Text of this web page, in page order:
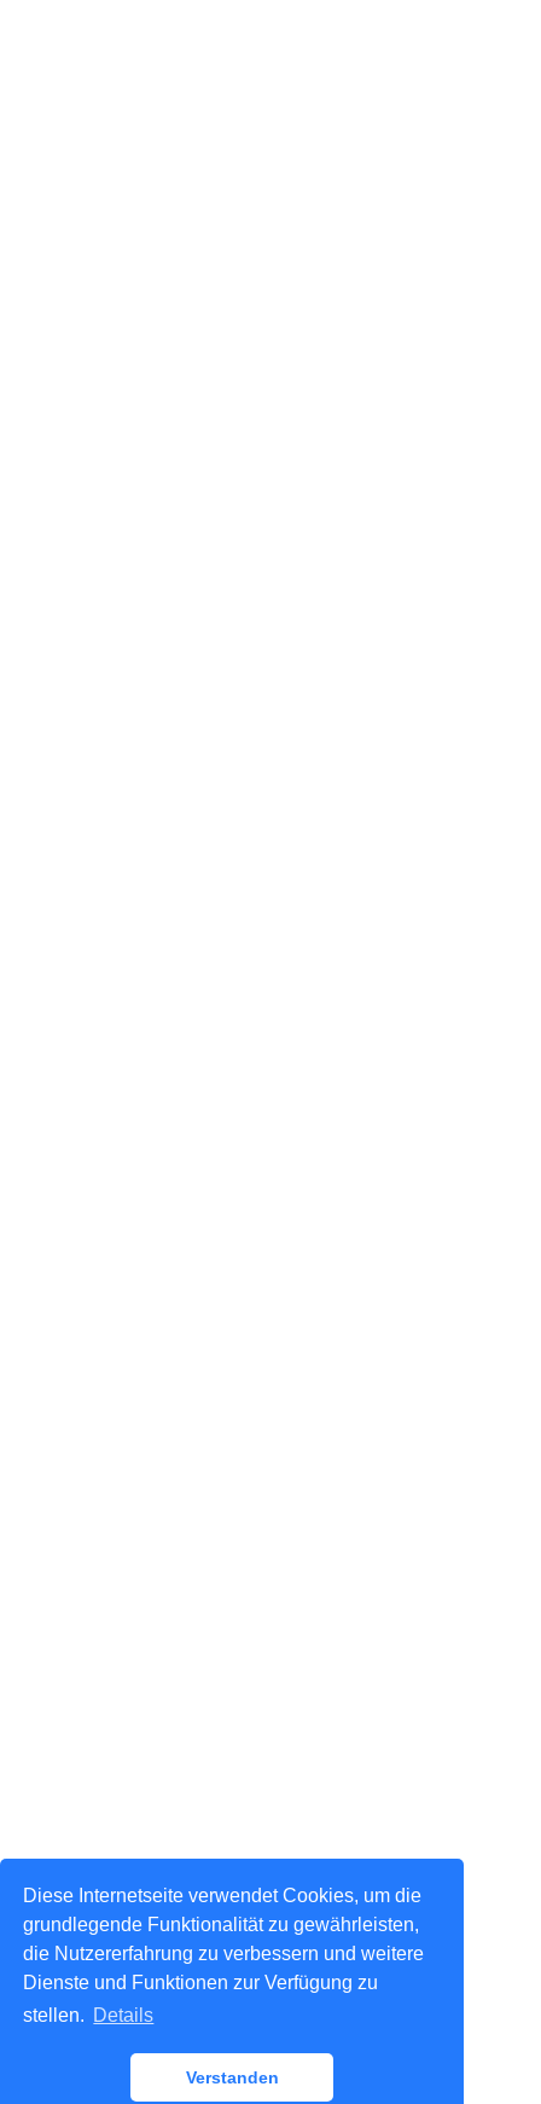
Diese Internetseite verwendet Cookies, um die
grundlegende Funktionalität zu gewährleisten,
die Nutzererfahrung zu verbessern und weitere
Dienste und Funktionen zur Verfügung zu
stellen. Details
Verstanden